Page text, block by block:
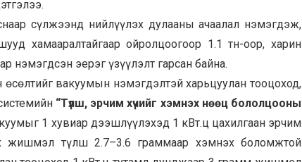
сүлжээнд нийлүүлэх дулааны ачаалал нэмэгдэж,
хамааралтайгаар ойролцоогоор 1.1 тн-оор, харин
нэмэгдсэн эерэг үзүүлэлт гарсан байна.
вакуумын нэмэгдэлтэй харьцуулан тооцоход,
“Түлш, эрчим хүчийг хэмнэх нөөц бололцооны
1 хувиар дээшлүүлэхэд 1 кВт.ц цахилгаан эрчим
жишмэл түлш 2.7–3.6 граммаар хэмнэх боломжтой